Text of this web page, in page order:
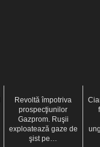
Revoltă împotriva
prospecţiunilor
Gazprom. Ruşii
exploatează gaze de
şist pe…